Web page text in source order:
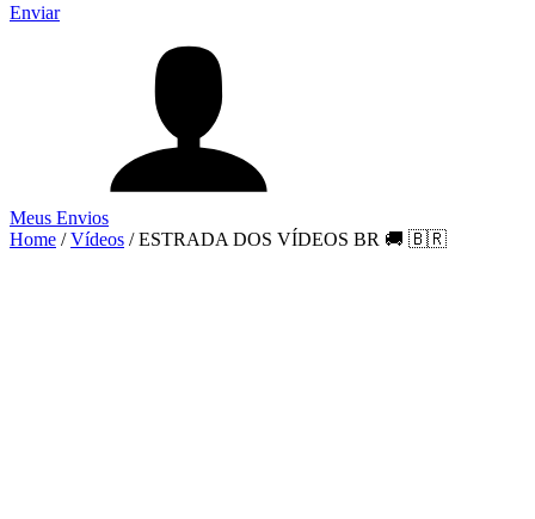
Enviar
Meus Envios
Home / Vídeos / ESTRADA DOS VÍDEOS BR 🚚 🇧🇷